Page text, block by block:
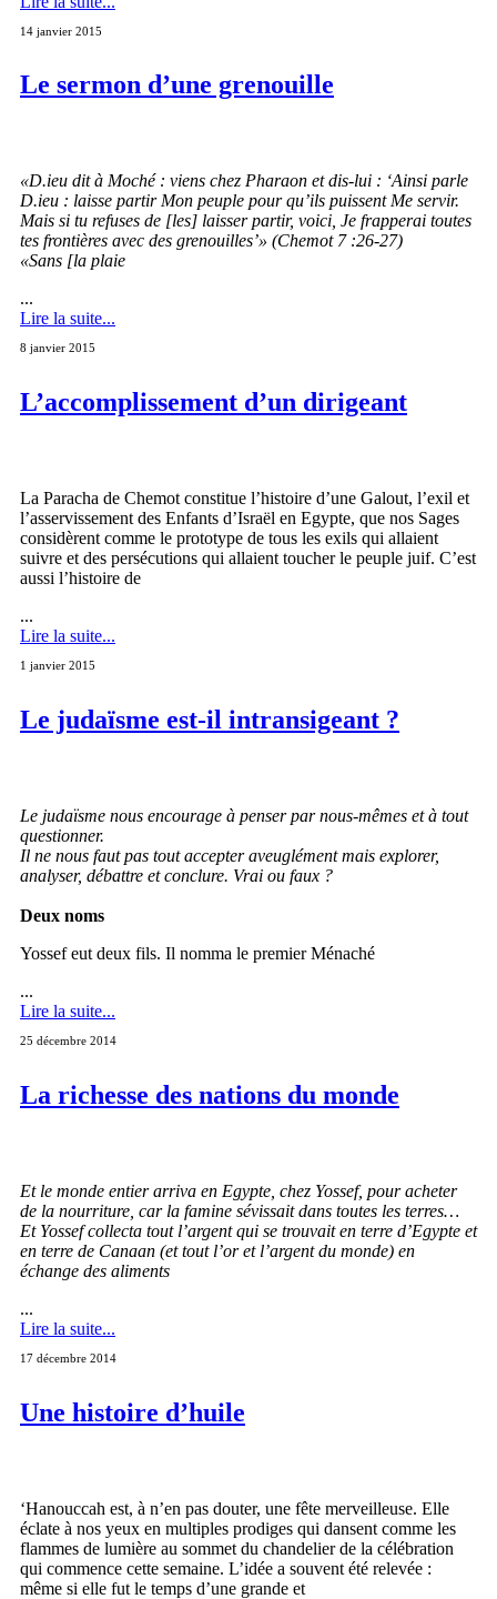
14 janvier 2015
Le sermon d’une grenouille
«D.ieu dit à Moché : viens chez Pharaon et dis-lui : ‘Ainsi parle
D.ieu : laisse partir Mon peuple pour qu’ils puissent Me servir.
Mais si tu refuses de [les] laisser partir, voici, Je frapperai toutes
tes frontières avec des grenouilles’» (Chemot 7 :26-27)
«Sans [la plaie
...
Lire la suite...
8 janvier 2015
L’accomplissement d’un dirigeant
La Paracha de Chemot constitue l’histoire d’une Galout, l’exil et
l’asservissement des Enfants d’Israël en Egypte, que nos Sages
considèrent comme le prototype de tous les exils qui allaient
suivre et des persécutions qui allaient toucher le peuple juif. C’est
aussi l’histoire de
...
Lire la suite...
1 janvier 2015
Le judaïsme est-il intransigeant ?
Le judaïsme nous encourage à penser par nous-mêmes et à tout
questionner.
Il ne nous faut pas tout accepter aveuglément mais explorer,
analyser, débattre et conclure. Vrai ou faux ?
Deux noms
Yossef eut deux fils. Il nomma le premier Ménaché
...
Lire la suite...
25 décembre 2014
La richesse des nations du monde
Et le monde entier arriva en Egypte, chez Yossef, pour acheter
de la nourriture, car la famine sévissait dans toutes les terres…
Et Yossef collecta tout l’argent qui se trouvait en terre d’Egypte et
en terre de Canaan (et tout l’or et l’argent du monde) en
échange des aliments
...
Lire la suite...
17 décembre 2014
Une histoire d’huile
‘Hanouccah est, à n’en pas douter, une fête merveilleuse. Elle
éclate à nos yeux en multiples prodiges qui dansent comme les
flammes de lumière au sommet du chandelier de la célébration
qui commence cette semaine. L’idée a souvent été relevée :
même si elle fut le temps d’une grande et